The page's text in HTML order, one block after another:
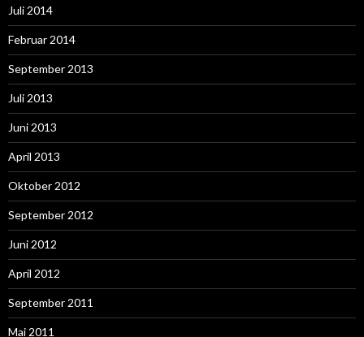
Juli 2014
Februar 2014
September 2013
Juli 2013
Juni 2013
April 2013
Oktober 2012
September 2012
Juni 2012
April 2012
September 2011
Mai 2011